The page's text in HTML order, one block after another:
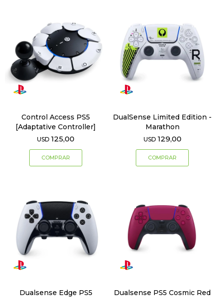
Control Access PS5
[Adaptative Controller]
USD 125,00
DualSense Limited Edition -
Marathon
USD 129,00
Dualsense Edge PS5 Dualsense PS5 Cosmic Red